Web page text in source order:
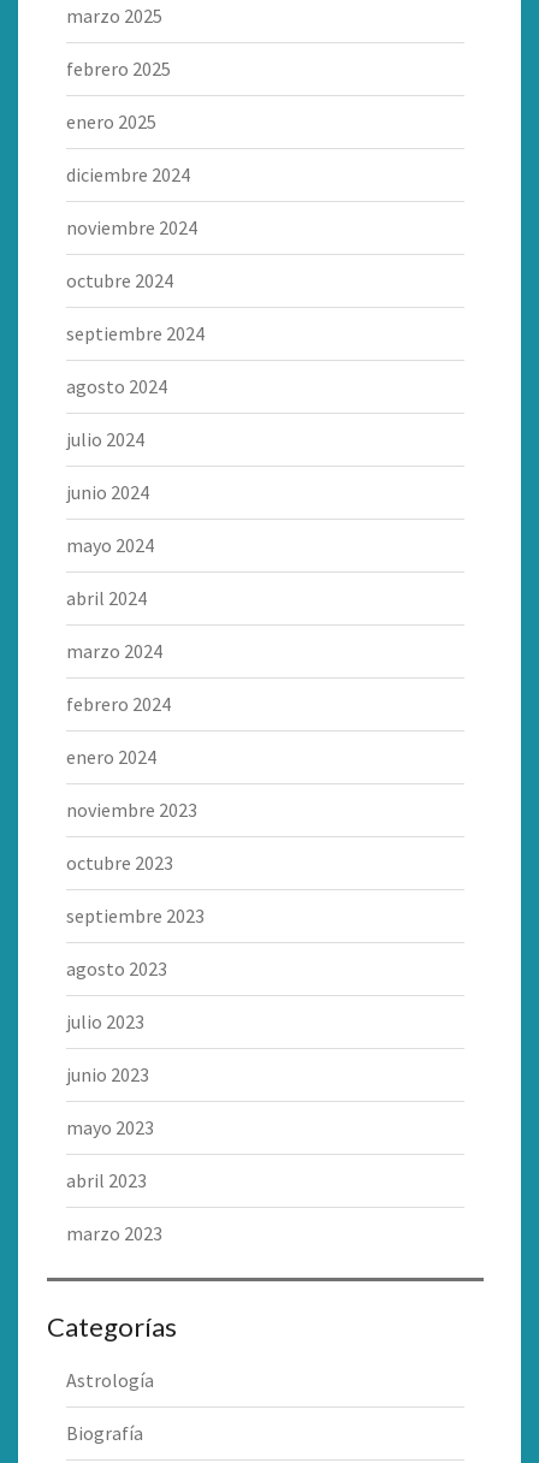
marzo 2025
febrero 2025
enero 2025
diciembre 2024
noviembre 2024
octubre 2024
septiembre 2024
agosto 2024
julio 2024
junio 2024
mayo 2024
abril 2024
marzo 2024
febrero 2024
enero 2024
noviembre 2023
octubre 2023
septiembre 2023
agosto 2023
julio 2023
junio 2023
mayo 2023
abril 2023
marzo 2023
Categorías
Astrología
Biografía